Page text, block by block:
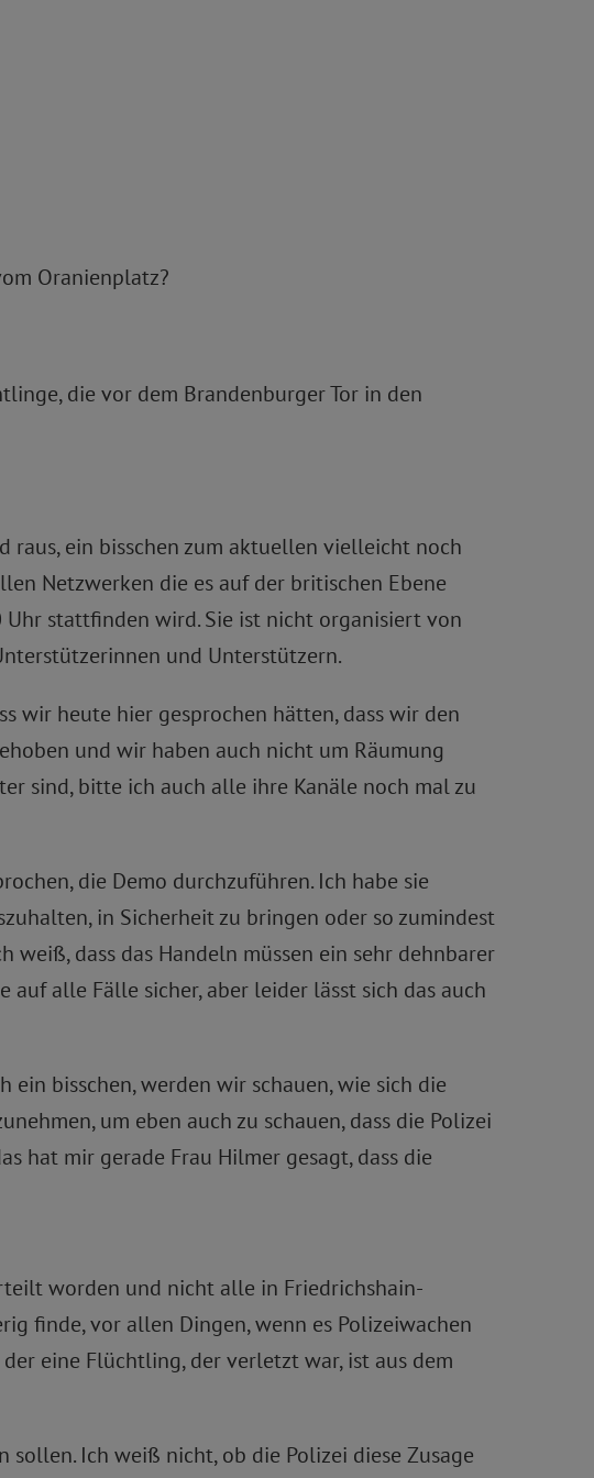
Oranienplatz?
die vor dem Brandenburger Tor in den
raus, ein bisschen zum aktuellen vielleicht noch
Netzwerken die es auf der britischen Ebene
stattfinden wird. Sie ist nicht organisiert von
und Unterstützern.
wir heute hier gesprochen hätten, dass wir den
und wir haben auch nicht um Räumung
sind, bitte ich auch alle ihre Kanäle noch mal zu
die Demo durchzuführen. Ich habe sie
in Sicherheit zu bringen oder so zumindest
weiß, dass das Handeln müssen ein sehr dehnbarer
auf alle Fälle sicher, aber leider lässt sich das auch
bisschen, werden wir schauen, wie sich die
um eben auch zu schauen, dass die Polizei
hat mir gerade Frau Hilmer gesagt, dass die
worden und nicht alle in Friedrichshain-
finde, vor allen Dingen, wenn es Polizeiwachen
eine Flüchtling, der verletzt war, ist aus dem
Ich weiß nicht, ob die Polizei diese Zusage